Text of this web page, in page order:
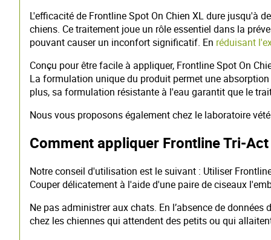
L'efficacité de Frontline Spot On Chien XL dure jusqu'à
chiens. Ce traitement joue un rôle essentiel dans la
pouvant causer un inconfort significatif. En réduisant
Conçu pour être facile à appliquer, Frontline Spot On
La formulation unique du produit permet une
plus, sa formulation résistante à l'eau garantit que le
Nous vous proposons également chez le laboratoire
Comment appliquer Frontline Tri-
Notre conseil d'utilisation est le suivant : Utiliser
Couper délicatement à l'aide d'une paire de ciseaux
Ne pas administrer aux chats. En l’absence de
chez les chiennes qui attendent des petits ou qui